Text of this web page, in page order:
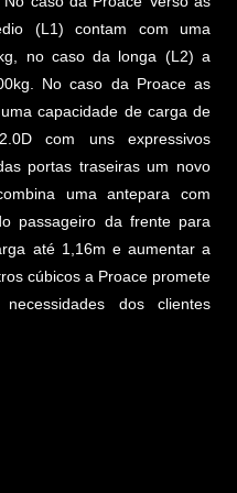
(L1) contam com uma
no caso da longa (L2) a
No caso da Proace as
capacidade de carga de
com uns expressivos
portas traseiras um novo
uma antepara com
passageiro da frente para
até 1,16m e aumentar a
cúbicos a Proace promete
dos clientes